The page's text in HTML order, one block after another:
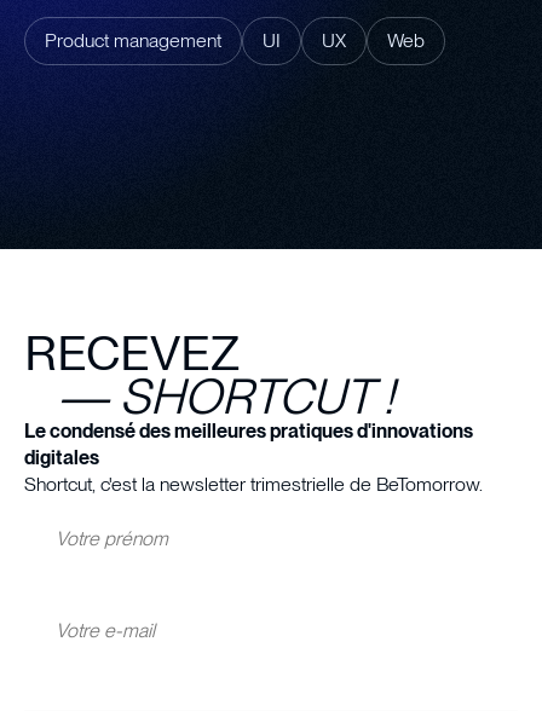
Product management UI UX Web
RECEVEZ
— SHORTCUT !
Le condensé des meilleures pratiques d'innovations
digitales
Shortcut, c'est la newsletter trimestrielle de BeTomorrow.